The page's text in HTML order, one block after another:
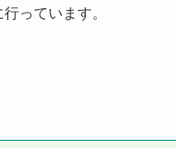
っています。